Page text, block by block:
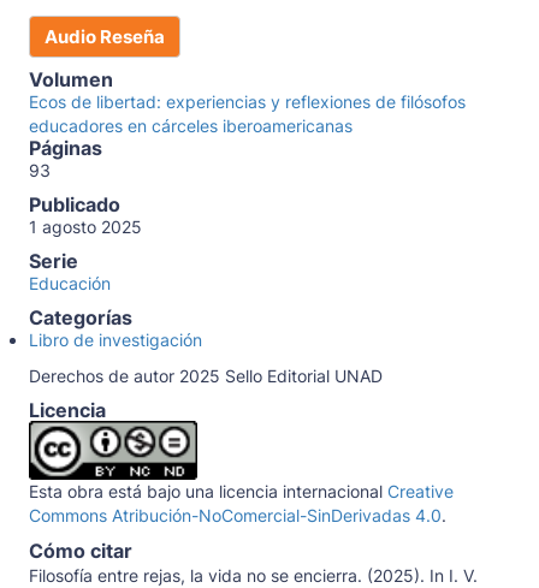
Audio Reseña
Volumen
Ecos de libertad: experiencias y reflexiones de filósofos
educadores en cárceles iberoamericanas
Páginas
93
Publicado
1 agosto 2025
Serie
Educación
Categorías
Libro de investigación
Derechos de autor 2025 Sello Editorial UNAD
Licencia
Esta obra está bajo una licencia internacional Creative
Commons Atribución-NoComercial-SinDerivadas 4.0.
Cómo citar
Filosofía entre rejas, la vida no se encierra. (2025). In I. V.